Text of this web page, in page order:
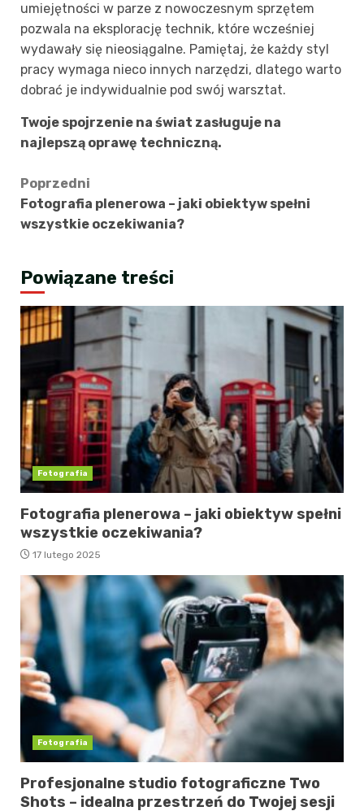
umiejętności w parze z nowoczesnym sprzętem
pozwala na eksplorację technik, które wcześniej
wydawały się nieosiągalne. Pamiętaj, że każdy styl
pracy wymaga nieco innych narzędzi, dlatego warto
dobrać je indywidualnie pod swój warsztat.
Twoje spojrzenie na świat zasługuje na
najlepszą oprawę techniczną.
Zobacz
wpisy
Poprzedni
Fotografia plenerowa – jaki obiektyw spełni
wszystkie oczekiwania?
Powiązane treści
Fotografia
Fotografia plenerowa – jaki obiektyw spełni
wszystkie oczekiwania?
17 lutego 2025
Fotografia
Profesjonalne studio fotograficzne Two
Shots – idealna przestrzeń do Twojej sesji